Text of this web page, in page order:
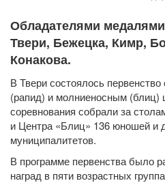
Обладателями
Твери, Бежецка, Кимр,
Конакова.
В Твери состоялось
(рапид) и молниеносным (блиц)
соревнования собрали за
и Центра «Блиц» 136 юношей и
муниципалитетов.
В программе первенства было
наград в пяти возрастных